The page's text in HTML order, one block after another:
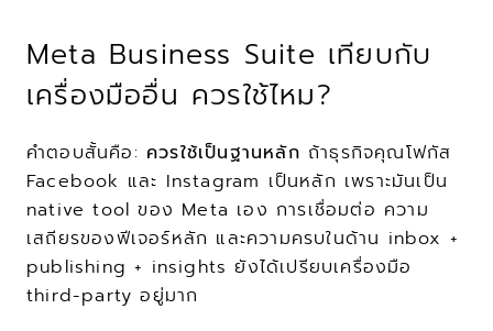
Meta Business Suite เทียบกับ
เครื่องมืออื่น ควรใช้ไหม?
คำตอบสั้นคือ: ควรใช้เป็นฐานหลัก ถ้าธุรกิจคุณโฟกัส
Facebook และ Instagram เป็นหลัก เพราะมันเป็น
native tool ของ Meta เอง การเชื่อมต่อ ความ
เสถียรของฟีเจอร์หลัก และความครบในด้าน inbox +
publishing + insights ยังได้เปรียบเครื่องมือ
third-party อยู่มาก